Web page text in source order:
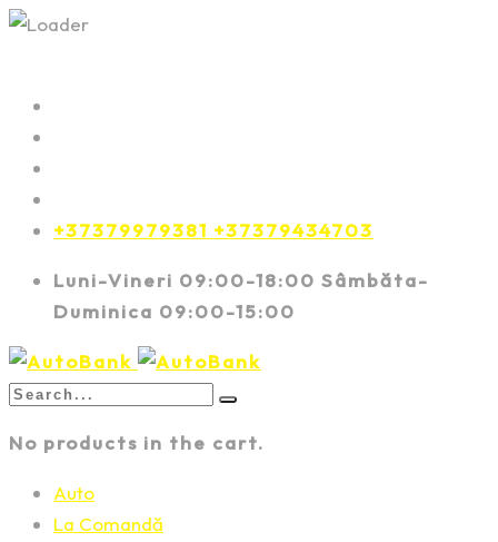
+37379979381 +37379434703
Luni-Vineri 09:00-18:00 Sâmbăta-
Duminica 09:00-15:00
No products in the cart.
Auto
La Comandă